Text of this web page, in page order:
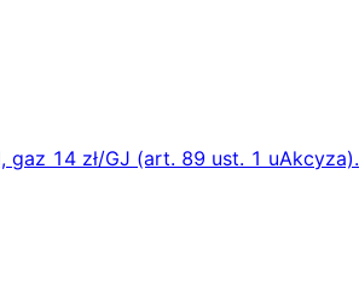
14 zł/GJ (art. 89 ust. 1 uAkcyza).